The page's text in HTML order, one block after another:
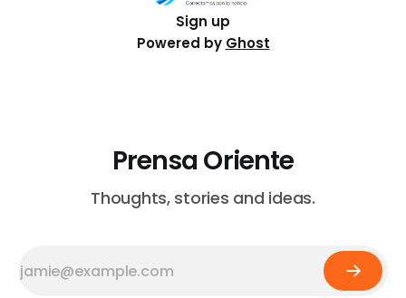
Sign up
Powered by Ghost
Prensa Oriente
Thoughts, stories and ideas.